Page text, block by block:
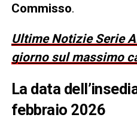
Commisso.
Ultime Notizie Serie
giorno sul massimo
La data
febbraio 2026